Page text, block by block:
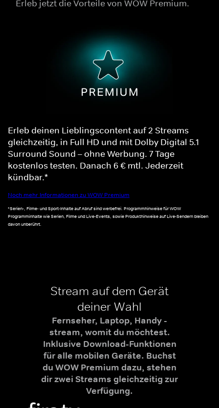
Erleb jetzt die Vorteile von WOW Premium.
Erleb deinen Lieblingscontent auf 2 Streams
gleichzeitig, in Full HD und mit Dolby Digital 5.1
Surround Sound – ohne Werbung. 7 Tage
kostenlos testen. Danach 6 € mtl. Jederzeit
kündbar.*
Noch mehr Informationen zu WOW Premium
*Serien-, Filme- und Sport-Inhalte auf Abruf sind werbefrei. Programmhinweise für WOW
Programminhalte wie Serien, Filme und Live-Events, sowie Produkthinweise auf Live-Sendern bleiben
davon unberührt.
Stream auf dem Gerät
deiner Wahl
Fernseher, Laptop, Handy -
stream, womit du möchtest.
Inklusive Download-Funktionen
für alle mobilen Geräte. Buchst
du WOW Premium dazu, stehen
dir zwei Streams gleichzeitig zur
Verfügung.